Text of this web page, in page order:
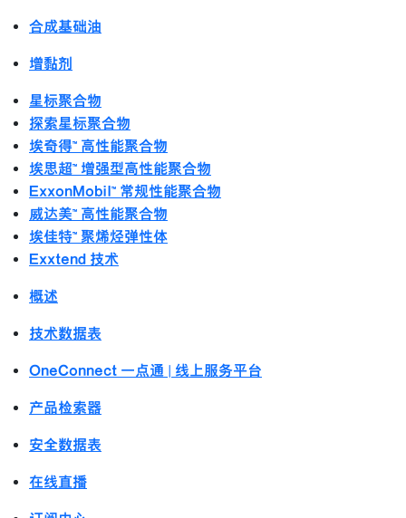
合成基础油
增黏剂
星标聚合物
探索星标聚合物
埃奇得™ 高性能聚合物
埃思超™ 增强型高性能聚合物
ExxonMobil™ 常规性能聚合物
威达美™ 高性能聚合物
埃佳特™ 聚烯烃弹性体
Exxtend 技术
概述
技术数据表
OneConnect 一点通 | 线上服务平台
产品检索器
安全数据表
在线直播